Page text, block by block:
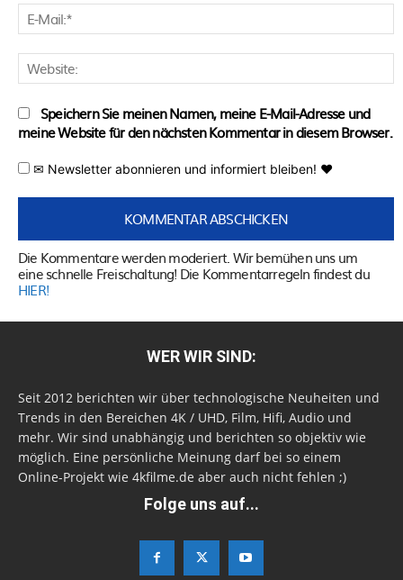
Speichern Sie meinen Namen, meine E-Mail-Adresse und
meine Website für den nächsten Kommentar in diesem Browser.
✉ Newsletter abonnieren und informiert bleiben! ♥
Die Kommentare werden moderiert. Wir bemühen uns um
eine schnelle Freischaltung! Die Kommentarregeln findest du
HIER!
WER WIR SIND:
Seit 2012 berichten wir über technologische Neuheiten und
Trends in den Bereichen 4K / UHD, Film, Hifi, Audio und
mehr. Wir sind unabhängig und berichten so objektiv wie
möglich. Eine persönliche Meinung darf bei so einem
Online-Projekt wie 4kfilme.de aber auch nicht fehlen ;)
Folge uns auf...